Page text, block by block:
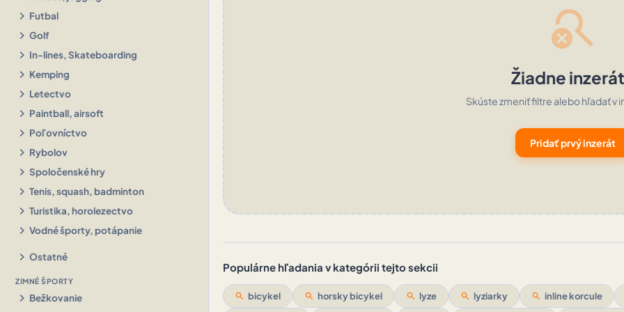
chevron_right Futbal
chevron_right Golf
chevron_right In-lines, Skateboarding
chevron_right Kemping
chevron_right Letectvo
chevron_right Paintball, airsoft
chevron_right Poľovníctvo
chevron_right Rybolov
chevron_right Spoločenské hry
chevron_right Tenis, squash, badminton
chevron_right Turistika, horolezectvo
chevron_right Vodné športy, potápanie
chevron_right Ostatné
ZIMNÉ ŠPORTY
chevron_right Bežkovanie
search_off
Žiadne
Skúste zmeniť filtre alebo hľadať v
Pridať prvý inzerát
Populárne hľadania v kategórii tejto sekcii
search bicykel search horsky bicykel search lyze search lyziarky search inline korcule